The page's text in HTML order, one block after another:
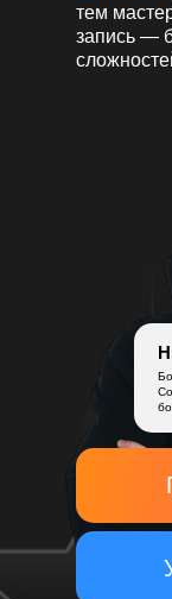
тем
запись —